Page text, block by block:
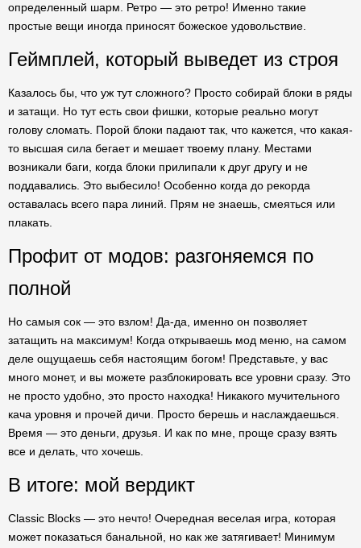
определенный шарм. Ретро — это ретро! Именно такие
простые вещи иногда приносят божеское удовольствие.
Геймплей, который выведет из строя
Казалось бы, что уж тут сложного? Просто собирай блоки в ряды
и затащи. Но тут есть свои фишки, которые реально могут
голову сломать. Порой блоки падают так, что кажется, что какая-
то высшая сила бегает и мешает твоему плану. Местами
возникали баги, когда блоки прилипали к друг другу и не
поддавались. Это выбесило! Особенно когда до рекорда
оставалась всего пара линий. Прям не знаешь, смеяться или
плакать.
Профит от модов: разгоняемся по
полной
Но самыя сок — это взлом! Да-да, именно он позволяет
затащить на максимум! Когда открываешь мод меню, на самом
деле ощущаешь себя настоящим богом! Представьте, у вас
много монет, и вы можете разблокировать все уровни сразу. Это
не просто удобно, это просто находка! Никакого мучительного
кача уровня и прочей дичи. Просто берешь и наслаждаешься.
Время — это деньги, друзья. И как по мне, проще сразу взять
все и делать, что хочешь.
В итоге: мой вердикт
Classic Blocks — это нечто! Очередная веселая игра, которая
может показаться банальной, но как же затягивает! Минимум